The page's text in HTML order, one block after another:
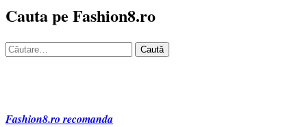
Cauta pe Fashion8.ro
Caută
Fashion8.ro recomanda